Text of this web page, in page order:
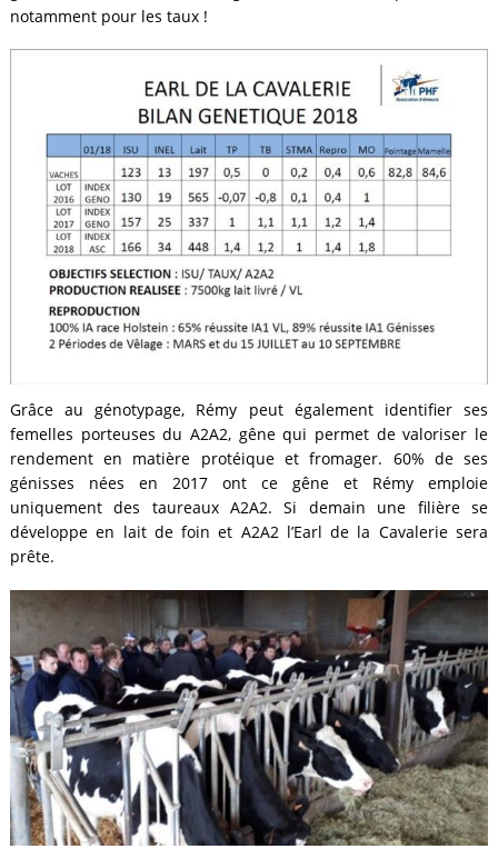
notamment pour les taux !
Grâce au génotypage, Rémy peut également identifier ses
femelles porteuses du A2A2, gêne qui permet de valoriser le
rendement en matière protéique et fromager. 60% de ses
génisses nées en 2017 ont ce gêne et Rémy emploie
uniquement des taureaux A2A2. Si demain une filière se
développe en lait de foin et A2A2 l’Earl de la Cavalerie sera
prête.